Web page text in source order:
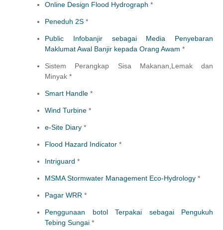
Online Design Flood Hydrograph *
Peneduh 2S *
Public Infobanjir sebagai Media Penyebaran
Maklumat Awal Banjir kepada Orang Awam *
Sistem Perangkap Sisa Makanan,Lemak dan
Minyak *
Smart Handle *
Wind Turbine *
e-Site Diary *
Flood Hazard Indicator *
Intriguard *
MSMA Stormwater Management Eco-Hydrology *
Pagar WRR *
Penggunaan botol Terpakai sebagai Pengukuh
Tebing Sungai *